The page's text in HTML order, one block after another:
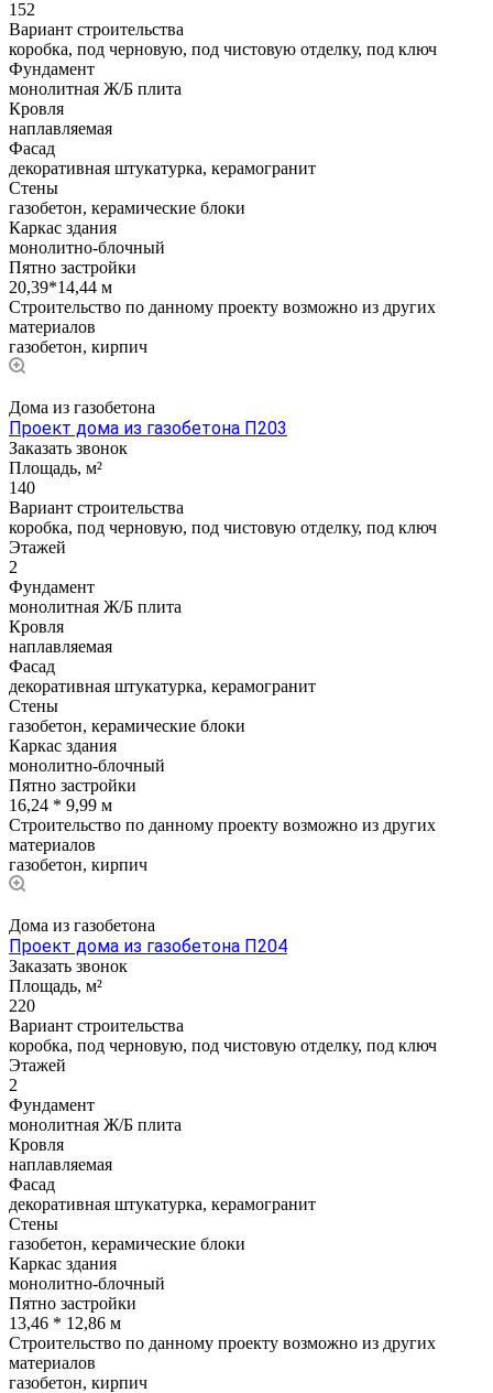
152
Вариант строительства
коробка, под черновую, под чистовую отделку, под ключ
Фундамент
монолитная Ж/Б плита
Кровля
наплавляемая
Фасад
декоративная штукатурка, керамогранит
Стены
газобетон, керамические блоки
Каркас здания
монолитно-блочный
Пятно застройки
20,39*14,44 м
Строительство по данному проекту возможно из других
материалов
газобетон, кирпич
Дома из газобетона
Проект дома из газобетона П203
Заказать звонок
Площадь, м²
140
Вариант строительства
коробка, под черновую, под чистовую отделку, под ключ
Этажей
2
Фундамент
монолитная Ж/Б плита
Кровля
наплавляемая
Фасад
декоративная штукатурка, керамогранит
Стены
газобетон, керамические блоки
Каркас здания
монолитно-блочный
Пятно застройки
16,24 * 9,99 м
Строительство по данному проекту возможно из других
материалов
газобетон, кирпич
Дома из газобетона
Проект дома из газобетона П204
Заказать звонок
Площадь, м²
220
Вариант строительства
коробка, под черновую, под чистовую отделку, под ключ
Этажей
2
Фундамент
монолитная Ж/Б плита
Кровля
наплавляемая
Фасад
декоративная штукатурка, керамогранит
Стены
газобетон, керамические блоки
Каркас здания
монолитно-блочный
Пятно застройки
13,46 * 12,86 м
Строительство по данному проекту возможно из других
материалов
газобетон, кирпич